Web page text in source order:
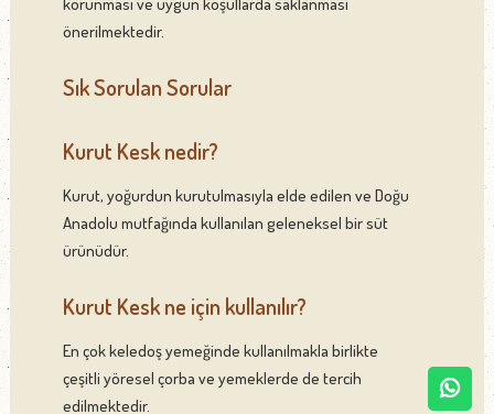
önerilmektedir.
Sık Sorulan Sorular
Kurut Kesk nedir?
Kurut, yoğurdun kurutulmasıyla elde edilen ve Doğu
Anadolu mutfağında kullanılan geleneksel bir süt
ürünüdür.
Kurut Kesk ne için kullanılır?
En çok keledoş yemeğinde kullanılmakla birlikte
çeşitli yöresel çorba ve yemeklerde de tercih
edilmektedir.